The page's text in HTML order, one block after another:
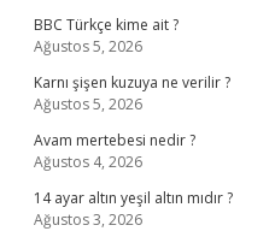
BBC Türkçe kime ait ?
Ağustos 5, 2026
Karnı şişen kuzuya ne verilir ?
Ağustos 5, 2026
Avam mertebesi nedir ?
Ağustos 4, 2026
14 ayar altın yeşil altın mıdır ?
Ağustos 3, 2026